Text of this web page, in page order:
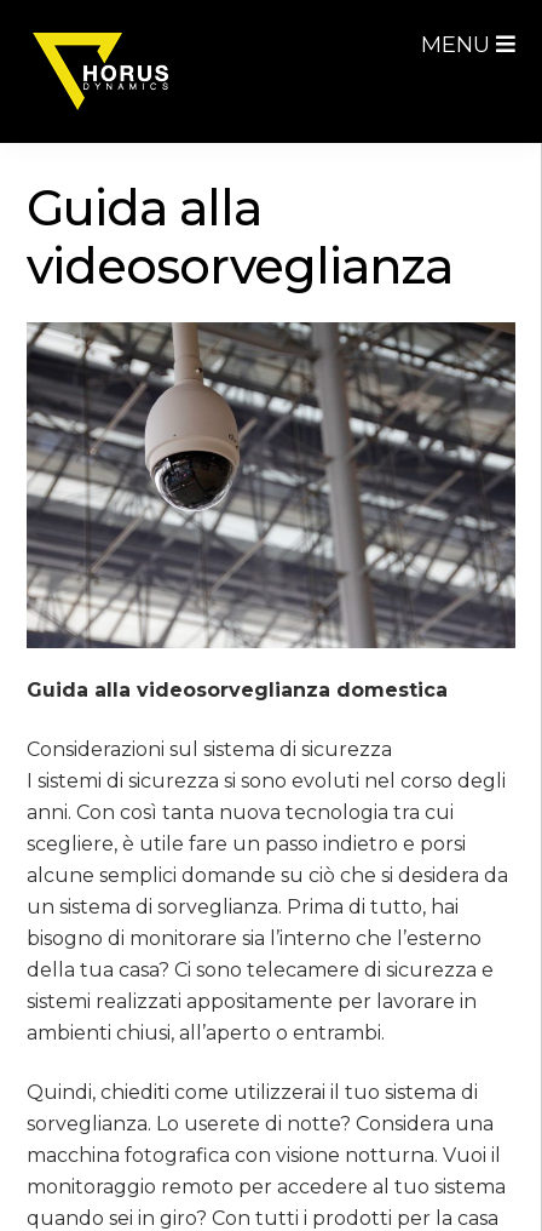
to
navigation
to
content
MENU
Guida alla
videosorveglianza
Guida alla videosorveglianza domestica
Considerazioni sul sistema di sicurezza
I sistemi di sicurezza si sono evoluti nel corso degli
anni. Con così tanta nuova tecnologia tra cui
scegliere, è utile fare un passo indietro e porsi
alcune semplici domande su ciò che si desidera da
un sistema di sorveglianza. Prima di tutto, hai
bisogno di monitorare sia l’interno che l’esterno
della tua casa? Ci sono telecamere di sicurezza e
sistemi realizzati appositamente per lavorare in
ambienti chiusi, all’aperto o entrambi.
Quindi, chiediti come utilizzerai il tuo sistema di
sorveglianza. Lo userete di notte? Considera una
macchina fotografica con visione notturna. Vuoi il
monitoraggio remoto per accedere al tuo sistema
quando sei in giro? Con tutti i prodotti per la casa